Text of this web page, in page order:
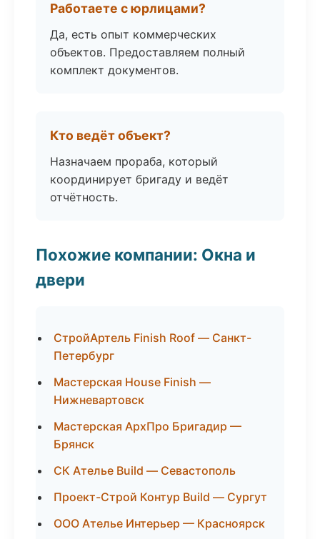
Работаете с юрлицами?
Да, есть опыт коммерческих
объектов. Предоставляем полный
комплект документов.
Кто ведёт объект?
Назначаем прораба, который
координирует бригаду и ведёт
отчётность.
Похожие компании: Окна и
двери
СтройАртель Finish Roof — Санкт-
Петербург
Мастерская House Finish —
Нижневартовск
Мастерская АрхПро Бригадир —
Брянск
СК Ателье Build — Севастополь
Проект-Строй Контур Build — Сургут
ООО Ателье Интерьер — Красноярск